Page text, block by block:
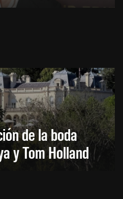
de la boda
y Tom Holland